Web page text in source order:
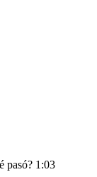
pasó? 1:03